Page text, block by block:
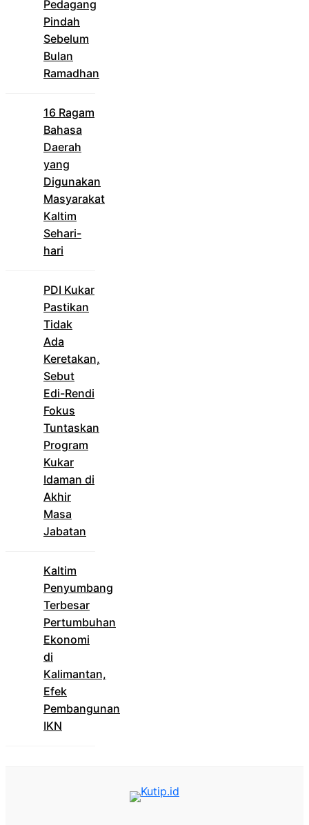
Pedagang
Pindah
Sebelum
Bulan
Ramadhan
16 Ragam
Bahasa
Daerah
yang
Digunakan
Masyarakat
Kaltim
Sehari-
hari
PDI Kukar
Pastikan
Tidak
Ada
Keretakan,
Sebut
Edi-Rendi
Fokus
Tuntaskan
Program
Kukar
Idaman di
Akhir
Masa
Jabatan
Kaltim
Penyumbang
Terbesar
Pertumbuhan
Ekonomi
di
Kalimantan,
Efek
Pembangunan
IKN